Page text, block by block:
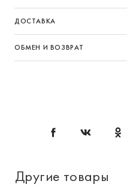
ДОСТАВКА
ОБМЕН И ВОЗВРАТ
Другие товары